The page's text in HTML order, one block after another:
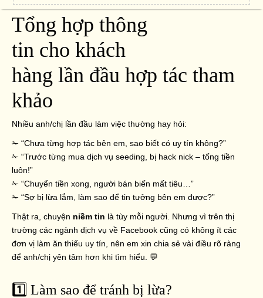
Tổng hợp thông
tin cho khách
hàng lần đầu hợp tác tham
khảo
Nhiều anh/chị lần đầu làm việc thường hay hỏi:
✁ “Chưa từng hợp tác bên em, sao biết có uy tín không?”
✁ “Trước từng mua dịch vụ seeding, bị hack nick – tống tiền
luôn!”
✁ “Chuyển tiền xong, người bán biến mất tiêu…”
✁ “Sợ bị lừa lắm, làm sao để tin tưởng bên em được?”
Thật ra, chuyện niềm tin là tùy mỗi người. Nhưng vì trên thị
trường các ngành dịch vụ về Facebook cũng có không ít các
đơn vị làm ăn thiếu uy tín, nên em xin chia sẻ vài điều rõ ràng
để anh/chị yên tâm hơn khi tìm hiểu. 💬
1️⃣ Làm sao để tránh bị lừa?